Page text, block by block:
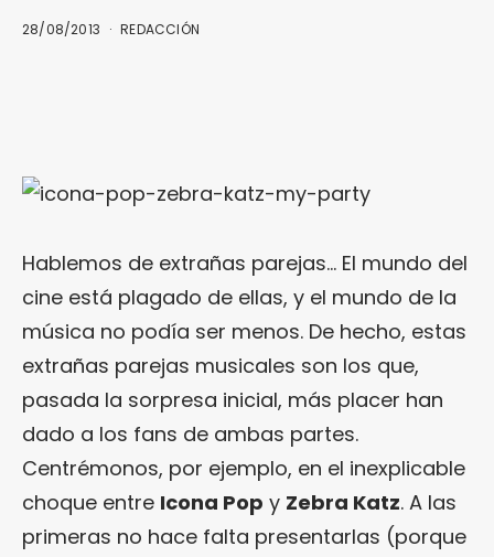
28/08/2013 REDACCIÓN
Hablemos de extrañas parejas… El mundo del
cine está plagado de ellas, y el mundo de la
música no podía ser menos. De hecho, estas
extrañas parejas musicales son los que,
pasada la sorpresa inicial, más placer han
dado a los fans de ambas partes.
Centrémonos, por ejemplo, en el inexplicable
choque entre Icona Pop y Zebra Katz. A las
primeras no hace falta presentarlas (porque